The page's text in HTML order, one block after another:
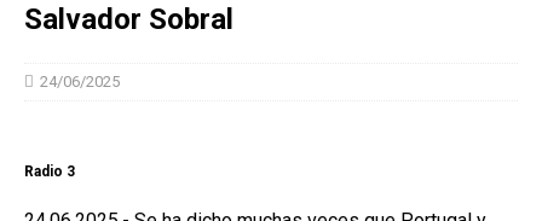
Salvador Sobral
24/06/2025
Radio 3